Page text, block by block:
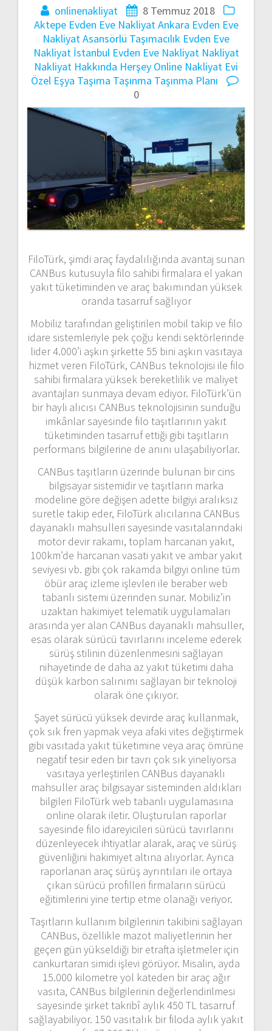
onlinenakliyat
8 Temmuz 2018
Aktepe Evden Eve NakliyatAnkara Evden Eve
NakliyatAsansörlü Taşımacılık Evden Eve
Nakliyat İstanbul Evden Eve Nakliyat Nakliyat
Nakliyat Hakkında Herşey Online Nakliyat Evi
Özel Eşya Taşıma Taşınma Taşınma Planı
0
FiloTürk, şimdi araç faydalılığında avantaj sunan
CANBus kutusuyla filo sahibi firmalara el yakan
yakıt tüketiminden ve araç bakımından yüksek
oranda tasarruf sağlıyor
Mobiliz tarafından geliştirilen mobil takip ve filo
idare sistemleriyle pek çoğu kendi sektörlerinde
lider 4.000’i aşkın şirkette 55 bini aşkın vasıtaya
hizmet veren FiloTürk, CANBus teknolojisi ile filo
sahibi firmalara yüksek bereketlilik ve maliyet
avantajları sunmaya devam ediyor. FiloTürk’ün
bir hayli alıcısı CANBus teknolojisinin sunduğu
imkânlar sayesinde filo taşıtlarının yakıt
tüketiminden tasarruf ettiği gibi taşıtların
performans bilgilerine de anını ulaşabiliyorlar.
CANBus taşıtların üzerinde bulunan bir cins
bilgisayar sistemidir ve taşıtların marka
modeline göre değişen adette bilgiyi aralıksız
suretle takip eder, FiloTürk alıcılarına CANBus
dayanaklı mahsulleri sayesinde vasıtalarındaki
motor devir rakamı, toplam harcanan yakıt,
100km’de harcanan vasati yakıt ve ambar yakıt
seviyesi vb. gibi çok rakamda bilgiyi online tüm
öbür araç izleme işlevleri ile beraber web
tabanlı sistemi üzerinden sunar. Mobiliz’in
uzaktan hakimiyet telematik uygulamaları
arasında yer alan CANBus dayanaklı mahsuller,
esas olarak sürücü tavırlarını inceleme ederek
sürüş stilinin düzenlenmesini sağlayan
nihayetinde de daha az yakıt tüketimi daha
düşük karbon salınımı sağlayan bir teknoloji
olarak öne çıkıyor.
Şayet sürücü yüksek devirde araç kullanmak,
çok sık fren yapmak veya afaki vites değiştirmek
gibi vasıtada yakıt tüketimine veya araç ömrüne
negatif tesir eden bir tavrı çok sık yineliyorsa
vasıtaya yerleştirilen CANBus dayanaklı
mahsuller araç bilgisayar sisteminden aldıkları
bilgileri FiloTürk web tabanlı uygulamasına
online olarak iletir. Oluşturulan raporlar
sayesinde filo idareyicileri sürücü tavırlarını
düzenleyecek ihtiyatlar alarak, araç ve sürüş
güvenliğini hakimiyet altına alıyorlar. Ayrıca
raporlanan araç sürüş ayrıntıları ile ortaya
çıkan sürücü profilleri firmaların sürücü
eğitimlerini yine tertip etme olanağı veriyor.
Taşıtların kullanım bilgilerinin takibini sağlayan
CANBus, özellikle mazot maliyetlerinin her
geçen gün yükseldiği bir etrafta işletmeler için
cankurtaran simidi işlevi görüyor. Misalin, ayda
15.000 kilometre yol kateden bir araç ağır
vasıta, CANBus bilgilerinin değerlendirilmesi
sayesinde şirket takribî aylık 450 TL tasarruf
sağlayabiliyor. 150 vasıtalık bir filoda aylık yakıt